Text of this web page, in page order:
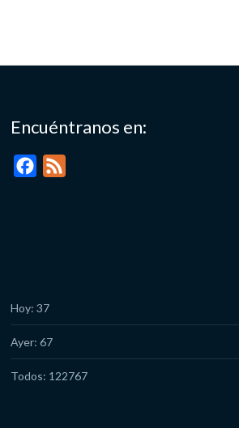
Encuéntranos en:
o
k
Hoy: 37
Ayer: 67
Todos: 122767